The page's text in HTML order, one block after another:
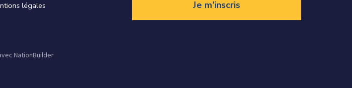
légales
NationBuilder